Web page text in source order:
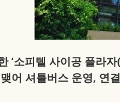
‘소피텔 사이공 플라
어 셔틀버스 운영, 연